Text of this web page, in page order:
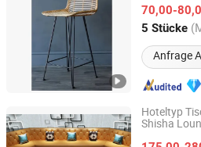
70,00-
5 Stücke
Anfrage
Guangdong, China
Hoteltyp
Shisha
Foshan Yiran Furniture Co., Ltd